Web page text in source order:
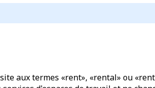
aux termes «rent», «rental» ou